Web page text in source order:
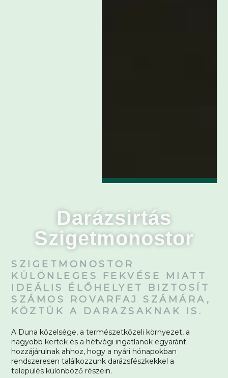
Darázsirtás
Szigetmonostor
SZIGETMONOSTOR
KÜLÖNLEGES FEKVÉSE MIATT
IDEÁLIS ÉLŐHELYET BIZTOSÍT
SZÁMOS ROVARFAJ SZÁMÁRA,
KÖZTÜK A DARAZSAKNAK IS.
A Duna közelsége, a természetközeli környezet, a
nagyobb kertek és a hétvégi ingatlanok egyaránt
hozzájárulnak ahhoz, hogy a nyári hónapokban
rendszeresen találkozzunk darázsfészkekkel a
település különböző részein.